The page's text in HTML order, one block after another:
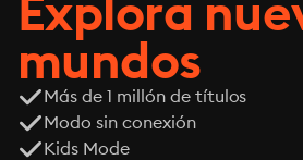
mundos
Más de 1 millón de títulos
Modo sin conexión
Kids Mode